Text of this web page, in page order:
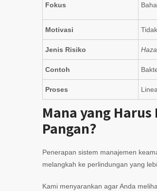
Fokus
Motivasi
Jenis Risiko
Contoh
Proses
Mana yang
Pangan?
Penerapan sistem manajemen
melangkah ke perlindungan yang
Kami menyarankan agar Anda